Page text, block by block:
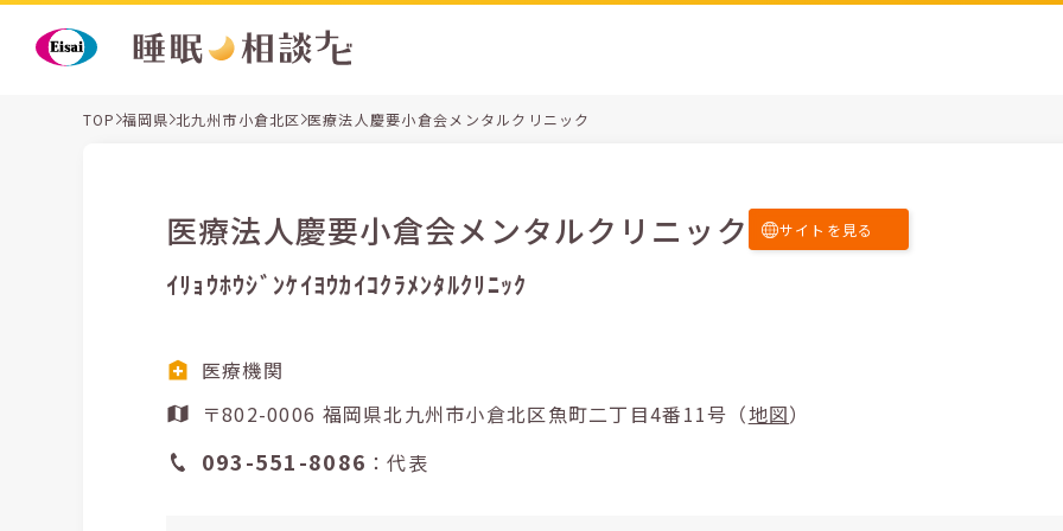
TOP 福岡県 北九州市小倉北区 医療法人慶要小倉会メンタルクリニック
医療法人慶要小倉会メンタルクリニック サイトを見る
ｲﾘｮｳﾎｳｼﾞﾝｹｲﾖｳｶｲｺｸﾗﾒﾝﾀﾙｸﾘﾆｯｸ
医療機関
〒802-0006 福岡県北九州市小倉北区魚町二丁目4番11号（地図）
093-551-8086 ：代表